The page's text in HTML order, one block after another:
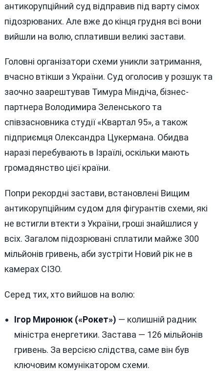
антикорупційний суд відправив під варту сімох
підозрюваних. Але вже до кінця грудня всі вони
вийшли на волю, сплативши великі застави.
Головні організатори схеми уникли затримання,
вчасно втікши з України. Суд оголосив у розшук та
заочно заарештував Тимура Міндіча, бізнес-
партнера Володимира Зеленського та
співзасновника студії «Квартал 95», а також
підприємця Олександра Цукермана. Обидва
наразі перебувають в Ізраїлі, оскільки мають
громадянство цієї країни.
Попри рекордні застави, встановлені Вищим
антикорупційним судом для фігурантів схеми, які
не встигли втекти з України, гроші знайшлися у
всіх. Загалом підозрювані сплатили майже 300
мільйонів гривень, аби зустріти Новий рік не в
камерах СІЗО.
Серед тих, хто вийшов на волю:
Ігор Миронюк («Рокет») — колишній радник
міністра енергетики. Застава — 126 мільйонів
гривень. За версією слідства, саме він був
ключовим комунікатором схеми.